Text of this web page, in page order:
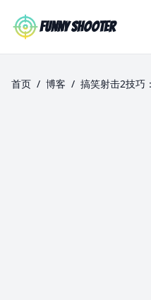
Funny Shooter
首页 / 博客 / 搞笑射击2技巧